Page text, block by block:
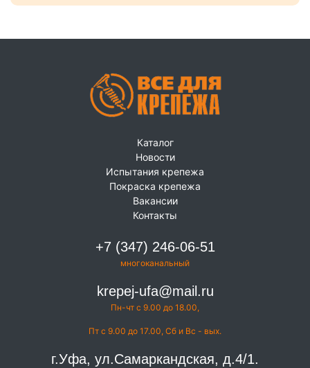
Каталог
Новости
Испытания крепежа
Покраска крепежа
Вакансии
Контакты
+7 (347) 246-06-51
многоканальный
krepej-ufa@mail.ru
Пн-чт с 9.00 до 18.00,
Пт с 9.00 до 17.00, Сб и Вс - вых.
г.Уфа, ул.Самаркандская, д.4/1.